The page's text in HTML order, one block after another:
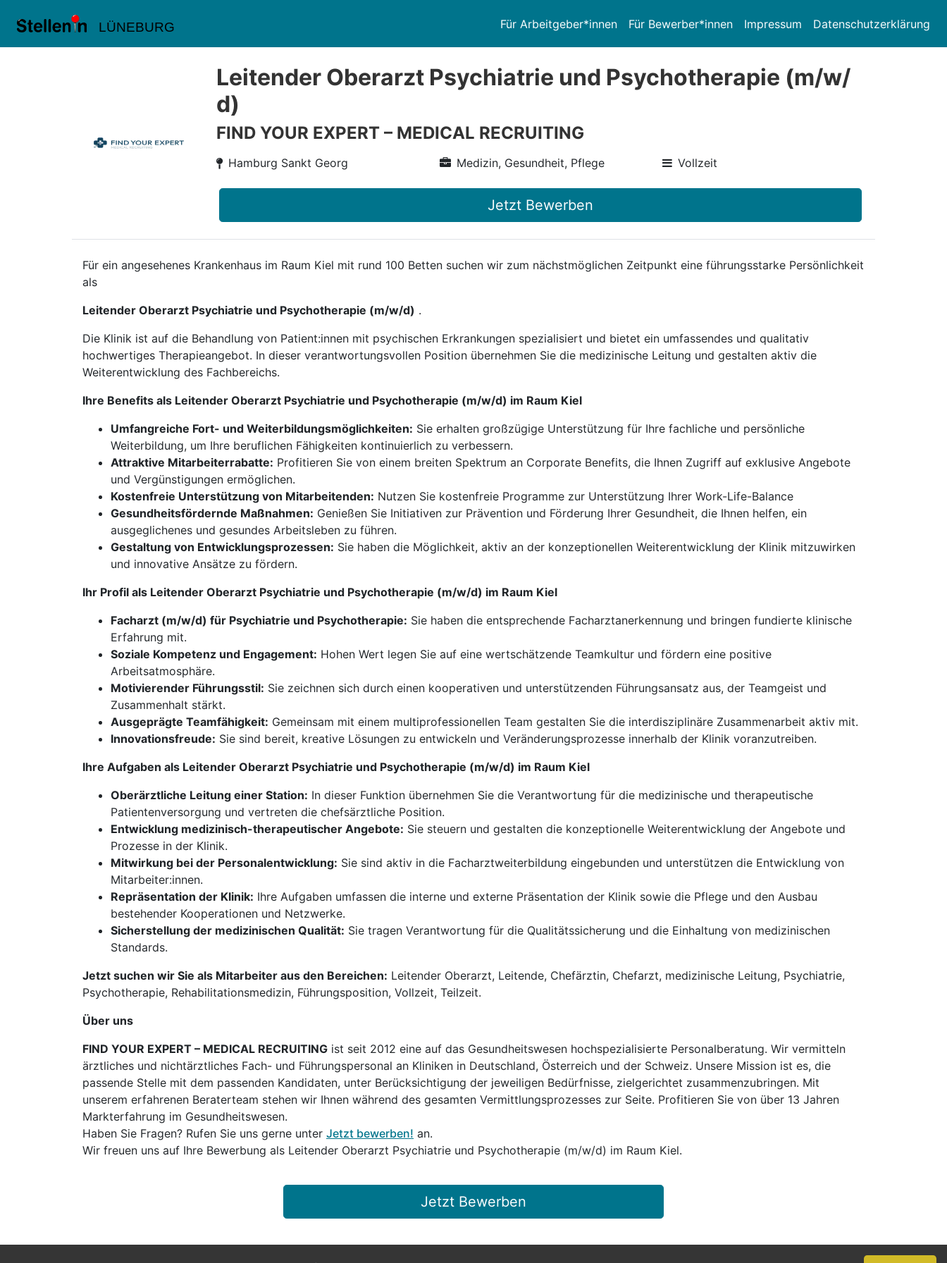
LÜNEBURG Für Arbeitgeber*innen Für Bewerber*innen Impressum Datenschutzerklärung
Leitender Oberarzt Psychiatrie und Psychotherapie (m/w/
d)
FIND YOUR EXPERT – MEDICAL RECRUITING
Hamburg Sankt Georg Medizin, Gesundheit, Pflege Vollzeit
Jetzt Bewerben
Für ein angesehenes Krankenhaus im Raum Kiel mit rund 100 Betten suchen wir zum nächstmöglichen Zeitpunkt eine führungsstarke Persönlichkeit
als
Leitender Oberarzt Psychiatrie und Psychotherapie (m/w/d) .
Die Klinik ist auf die Behandlung von Patient:innen mit psychischen Erkrankungen spezialisiert und bietet ein umfassendes und qualitativ
hochwertiges Therapieangebot. In dieser verantwortungsvollen Position übernehmen Sie die medizinische Leitung und gestalten aktiv die
Weiterentwicklung des Fachbereichs.
Ihre Benefits als Leitender Oberarzt Psychiatrie und Psychotherapie (m/w/d) im Raum Kiel
Umfangreiche Fort- und Weiterbildungsmöglichkeiten: Sie erhalten großzügige Unterstützung für Ihre fachliche und persönliche
Weiterbildung, um Ihre beruflichen Fähigkeiten kontinuierlich zu verbessern.
Attraktive Mitarbeiterrabatte: Profitieren Sie von einem breiten Spektrum an Corporate Benefits, die Ihnen Zugriff auf exklusive Angebote
und Vergünstigungen ermöglichen.
Kostenfreie Unterstützung von Mitarbeitenden: Nutzen Sie kostenfreie Programme zur Unterstützung Ihrer Work-Life-Balance
Gesundheitsfördernde Maßnahmen: Genießen Sie Initiativen zur Prävention und Förderung Ihrer Gesundheit, die Ihnen helfen, ein
ausgeglichenes und gesundes Arbeitsleben zu führen.
Gestaltung von Entwicklungsprozessen: Sie haben die Möglichkeit, aktiv an der konzeptionellen Weiterentwicklung der Klinik mitzuwirken
und innovative Ansätze zu fördern.
Ihr Profil als Leitender Oberarzt Psychiatrie und Psychotherapie (m/w/d) im Raum Kiel
Facharzt (m/w/d) für Psychiatrie und Psychotherapie: Sie haben die entsprechende Facharztanerkennung und bringen fundierte klinische
Erfahrung mit.
Soziale Kompetenz und Engagement: Hohen Wert legen Sie auf eine wertschätzende Teamkultur und fördern eine positive
Arbeitsatmosphäre.
Motivierender Führungsstil: Sie zeichnen sich durch einen kooperativen und unterstützenden Führungsansatz aus, der Teamgeist und
Zusammenhalt stärkt.
Ausgeprägte Teamfähigkeit: Gemeinsam mit einem multiprofessionellen Team gestalten Sie die interdisziplinäre Zusammenarbeit aktiv mit.
Innovationsfreude: Sie sind bereit, kreative Lösungen zu entwickeln und Veränderungsprozesse innerhalb der Klinik voranzutreiben.
Ihre Aufgaben als Leitender Oberarzt Psychiatrie und Psychotherapie (m/w/d) im Raum Kiel
Oberärztliche Leitung einer Station: In dieser Funktion übernehmen Sie die Verantwortung für die medizinische und therapeutische
Patientenversorgung und vertreten die chefsärztliche Position.
Entwicklung medizinisch-therapeutischer Angebote: Sie steuern und gestalten die konzeptionelle Weiterentwicklung der Angebote und
Prozesse in der Klinik.
Mitwirkung bei der Personalentwicklung: Sie sind aktiv in die Facharztweiterbildung eingebunden und unterstützen die Entwicklung von
Mitarbeiter:innen.
Repräsentation der Klinik: Ihre Aufgaben umfassen die interne und externe Präsentation der Klinik sowie die Pflege und den Ausbau
bestehender Kooperationen und Netzwerke.
Sicherstellung der medizinischen Qualität: Sie tragen Verantwortung für die Qualitätssicherung und die Einhaltung von medizinischen
Standards.
Jetzt suchen wir Sie als Mitarbeiter aus den Bereichen: Leitender Oberarzt, Leitende, Chefärztin, Chefarzt, medizinische Leitung, Psychiatrie,
Psychotherapie, Rehabilitationsmedizin, Führungsposition, Vollzeit, Teilzeit.
Über uns
FIND YOUR EXPERT – MEDICAL RECRUITING ist seit 2012 eine auf das Gesundheitswesen hochspezialisierte Personalberatung. Wir vermitteln
ärztliches und nichtärztliches Fach- und Führungspersonal an Kliniken in Deutschland, Österreich und der Schweiz. Unsere Mission ist es, die
passende Stelle mit dem passenden Kandidaten, unter Berücksichtigung der jeweiligen Bedürfnisse, zielgerichtet zusammenzubringen. Mit
unserem erfahrenen Beraterteam stehen wir Ihnen während des gesamten Vermittlungsprozesses zur Seite. Profitieren Sie von über 13 Jahren
Markterfahrung im Gesundheitswesen.
Haben Sie Fragen? Rufen Sie uns gerne unter Jetzt bewerben! an.
Wir freuen uns auf Ihre Bewerbung als Leitender Oberarzt Psychiatrie und Psychotherapie (m/w/d) im Raum Kiel.
Jetzt Bewerben